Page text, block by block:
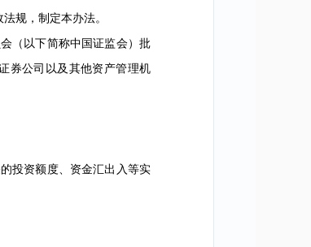
规，制定本办法。
（以下简称中国证监会）批
券公司以及其他资产管理机
投资额度、资金汇出入等实